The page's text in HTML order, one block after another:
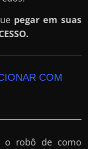
pegar em suas
COM
o robô de como